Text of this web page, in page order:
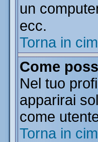
un
ecc.
Torna in
Come
Nel tuo
apparirai
come
Torna in